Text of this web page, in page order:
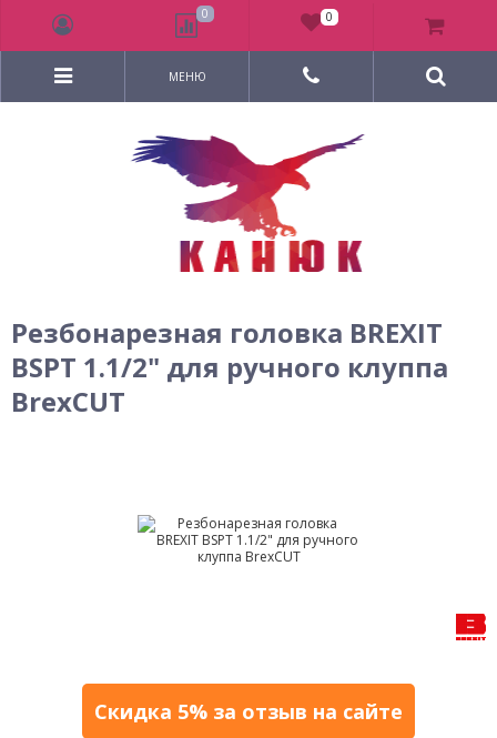
МЕНЮ
Резбонарезная головка BREXIT
BSPT 1.1/2" для ручного клуппа
BrexCUT
Скидка 5% за отзыв на сайте
0 0